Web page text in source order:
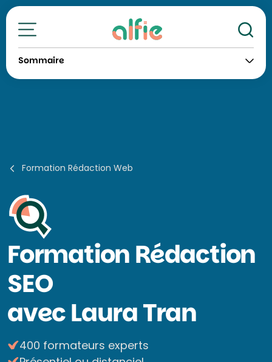
Toutes nos formations
Sommaire
Formation Rédaction Web
FormationRédaction
SEO
avec Laura Tran
400 formateurs experts